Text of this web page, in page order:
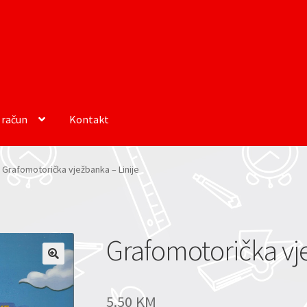
Kontakt
Grafomotorička vježbanka – Linije
Grafomotorička
5.50 KM